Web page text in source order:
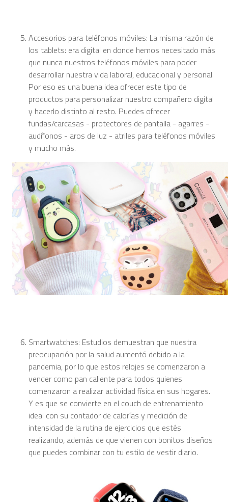
Accesorios para teléfonos móviles: La misma razón de
los tablets: era digital en donde hemos necesitado más
que nunca nuestros teléfonos móviles para poder
desarrollar nuestra vida laboral, educacional y personal.
Por eso es una buena idea ofrecer este tipo de
productos para personalizar nuestro compañero digital
y hacerlo distinto al resto. Puedes ofrecer
fundas/carcasas - protectores de pantalla - agarres -
audífonos - aros de luz - atriles para teléfonos móviles
y mucho más.
Smartwatches: Estudios demuestran que nuestra
preocupación por la salud aumentó debido a la
pandemia, por lo que estos relojes se comenzaron a
vender como pan caliente para todos quienes
comenzaron a realizar actividad física en sus hogares.
Y es que se convierte en el couch de entrenamiento
ideal con su contador de calorías y medición de
intensidad de la rutina de ejercicios que estés
realizando, además de que vienen con bonitos diseños
que puedes combinar con tu estilo de vestir diario.